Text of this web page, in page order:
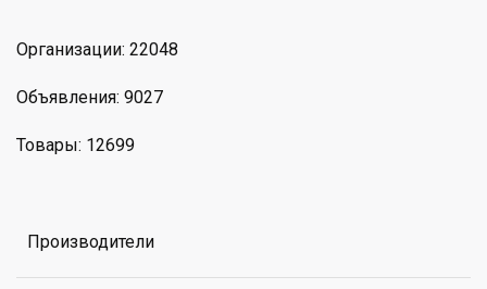
Организации: 22048
Объявления: 9027
Товары: 12699
Производители